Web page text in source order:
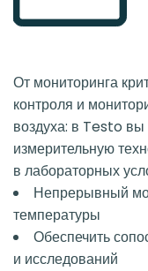
От мониторинга
контроля и
воздуха: в Testo
измерительную
в лабораторных
Непрерывный
температуры
Обеспечить
и исследований